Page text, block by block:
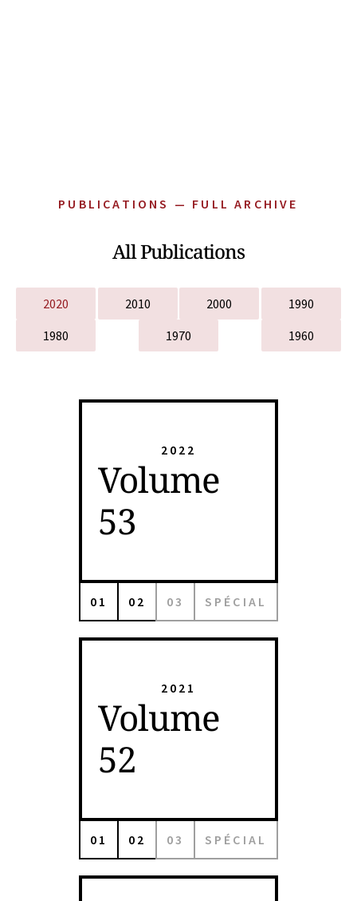
PUBLICATIONS — FULL ARCHIVE
All Publications
2020 2010 2000
1990
1980
1970 1960
2022
Volume
53
01 02 03 SPÉCIAL
2021
Volume
52
01 02 03 SPÉCIAL